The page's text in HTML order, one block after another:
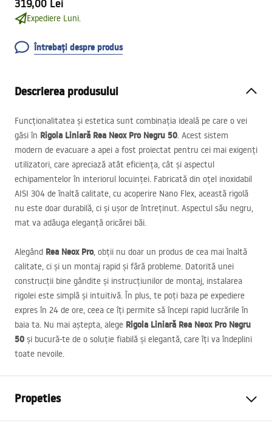
319,00 Lei
Expediere Luni.
Întrebați despre produs
Descrierea produsului
Funcționalitatea și estetica sunt combinația ideală pe care o vei
găsi în Rigola Liniară Rea Neox Pro Negru 50. Acest sistem
modern de evacuare a apei a fost proiectat pentru cei mai exigenți
utilizatori, care apreciază atât eficiența, cât și aspectul
echipamentelor în interiorul locuinței. Fabricată din oțel inoxidabil
AISI 304 de înaltă calitate, cu acoperire Nano Flex, această rigolă
nu este doar durabilă, ci și ușor de întreținut. Aspectul său negru,
mat va adăuga eleganță oricărei băi.
Alegând Rea Neox Pro, obții nu doar un produs de cea mai înaltă
calitate, ci și un montaj rapid și fără probleme. Datorită unei
construcții bine gândite și instrucțiunilor de montaj, instalarea
rigolei este simplă și intuitivă. În plus, te poți baza pe expediere
expres în 24 de ore, ceea ce îți permite să începi rapid lucrările în
baia ta. Nu mai aștepta, alege Rigola Liniară Rea Neox Pro Negru
50 și bucură-te de o soluție fiabilă și elegantă, care îți va îndeplini
toate nevoile.
Propeties